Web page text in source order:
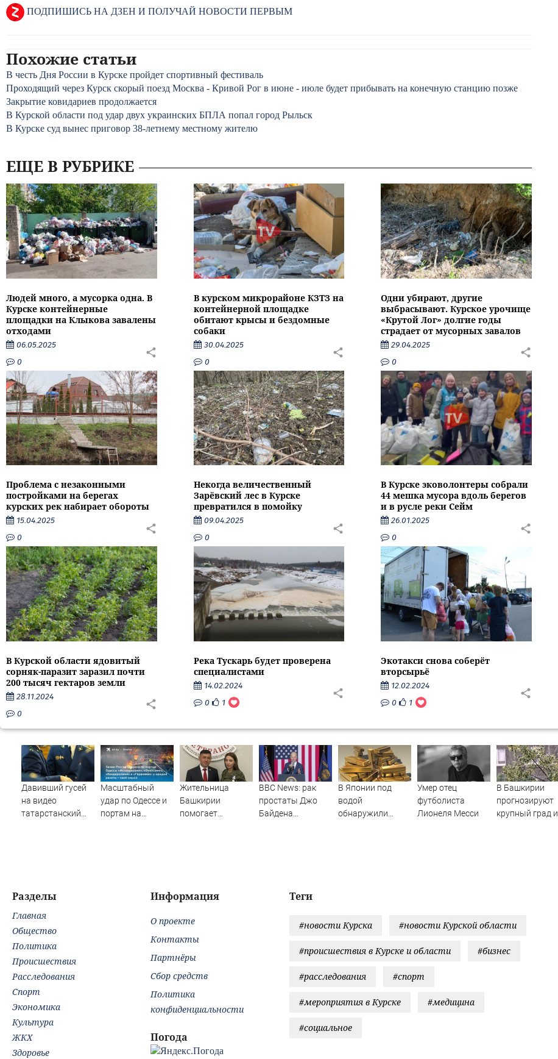
ПОДПИШИСЬ НА ДЗЕН И ПОЛУЧАЙ НОВОСТИ ПЕРВЫМ
Похожие статьи
В честь Дня России в Курске пройдет спортивный фестиваль
Проходящий через Курск скорый поезд Москва - Кривой Рог в июне - июле будет прибывать на конечную станцию позже
Закрытие ковидариев продолжается
В Курской области под удар двух украинских БПЛА попал город Рыльск
В Курске суд вынес приговор 38-летнему местному жителю
ЕЩЕ В РУБРИКЕ
Людей много, а мусорка одна. В
Курске контейнерные
площадки на Клыкова завалены
отходами
06.05.2025
0
В курском микрорайоне КЗТЗ на
контейнерной площадке
обитают крысы и бездомные
собаки
30.04.2025
0
Одни убирают, другие
выбрасывают. Курское урочище
«Крутой Лог» долгие годы
страдает от мусорных завалов
29.04.2025
0
Проблема с незаконными
постройками на берегах
курских рек набирает обороты
15.04.2025
0
Некогда величественный
Зарёвский лес в Курске
превратился в помойку
09.04.2025
0
В Курске эковолонтеры собрали
44 мешка мусора вдоль берегов
и в русле реки Сейм
26.01.2025
0
В Курской области ядовитый
сорняк-паразит заразил почти
200 тысяч гектаров земли
28.11.2024
0
Река Тускарь будет проверена
специалистами
14.02.2024
0
1
Экотакси снова соберёт
вторсырьё
12.02.2024
0
1
Давивший гусей
на видео
татарстанский
Масштабный
удар по Одессе и
портам на
августа 2026 года
Жительница
Башкирии
помогает
BBC News: рак
простаты Джо
Байдена
В Японии под
водой
обнаружили
Умер отец
футболиста
Лионеля Месси
В Башкирии
прогнозируют
крупный град и
Теги
#новости Курска #новости Курской области
#происшествия в Курске и области #бизнес
#расследования #спорт
#мероприятия в Курске #медицина
#социальное
Разделы
Главная
Общество
Политика
Происшествия
Расследования
Спорт
Экономика
Культура
ЖКХ
Здоровье
Информация
О проекте
Контакты
Партнёры
Сбор средств
Политика
конфиденциальности
Погода